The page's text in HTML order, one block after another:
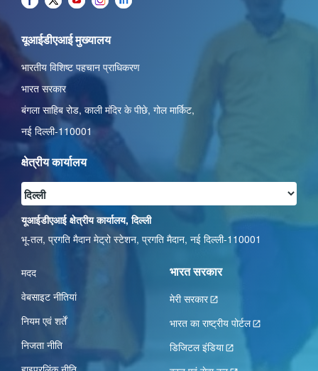
यूआईडीएआई मुख्यालय
भारतीय विशिष्ट पहचान प्राधिकरण
भारत सरकार
बंगला साहिब रोड,काली मंदिर के पीछे, गोल मार्किट,
नई दिल्ली-110001
क्षेत्रीय कार्यालय
यूआईडीएआई क्षेत्रीय कार्यालय, दिल्ली
भू-तल, प्रगति मैदान मेट्रो स्टेशन, प्रगति मैदान, नई दिल्ली-110001
मदद
वेबसाइट नीतियां
नियम एवं शर्तें
निजता नीति
भारत सरकार
मेरी सरकार
भारत का राष्ट्रीय पोर्टल
डिजिटल इंडिया